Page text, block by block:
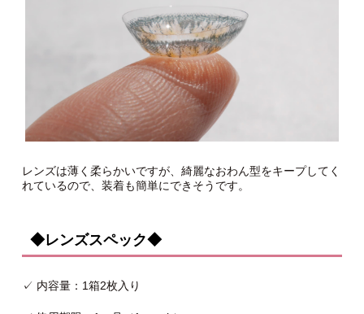
レンズは薄く柔らかいですが、綺麗なおわん型をキープしてく
れているので、装着も簡単にできそうです。
◆レンズスペック◆
✓ 内容量：1箱2枚入り